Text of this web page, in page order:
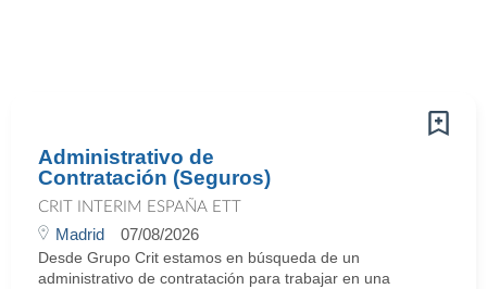
Administrativo de
Contratación (Seguros)
CRIT INTERIM ESPAÑA ETT
Madrid 07/08/2026
Desde Grupo Crit estamos en búsqueda de un
administrativo de contratación para trabajar en una